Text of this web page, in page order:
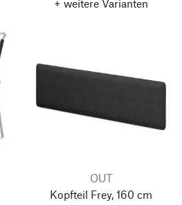
+ weitere Varianten
OUT
Kopfteil Frey, 160 cm